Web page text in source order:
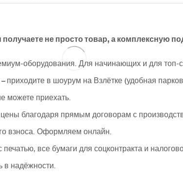
не просто товар, а комплексную
оборудования. Для начинающих и для топ-
приходите в шоурум на Взлётке (удобная
можете приехать.
благодаря прямым договорам с
взноса. Оформляем онлайн.
все бумаги для соцконтракта и
в надёжности.